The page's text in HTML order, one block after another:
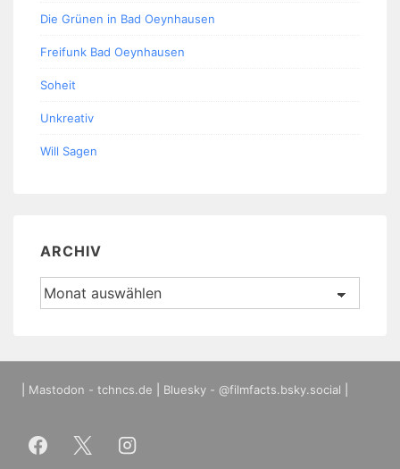
Die Grünen in Bad Oeynhausen
Freifunk Bad Oeynhausen
Soheit
Unkreativ
Will Sagen
ARCHIV
Archiv
Mastodon - tchncs.de Bluesky - @filmfacts.bsky.social